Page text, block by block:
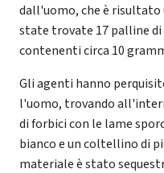
dall'uomo, che è risultato
state trovate 17 palline
contenenti circa 10
Gli agenti hanno
l'uomo, trovando
di forbici con le lame
bianco e un coltellino di
materiale è stato